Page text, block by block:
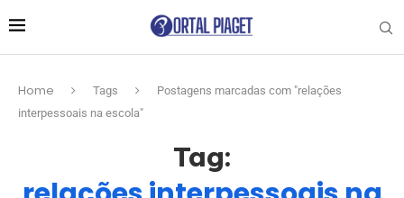
Home Tags
Postagens marcadas com "relações
interpessoais na escola"
Tag: